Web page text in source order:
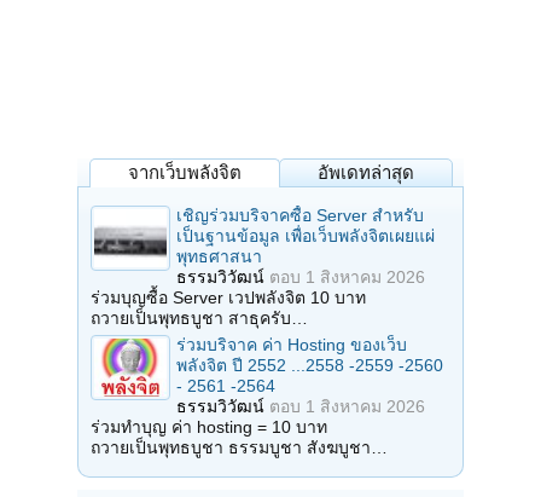
จากเว็บพลังจิต อัพเดทล่าสุด
เชิญร่วมบริจาคซื้อ Server สำหรับ
เป็นฐานข้อมูล เพื่อเว็บพลังจิตเผยแผ่
พุทธศาสนา
ธรรมวิวัฒน์ ตอบ 1 สิงหาคม 2026
ร่วมบุญซื้อ Server เวปพลังจิต 10 บาท
ถวายเป็นพุทธบูชา สาธุครับ…
ร่วมบริจาค ค่า Hosting ของเว็บ
พลังจิต ปี 2552 ...2558 -2559 -2560
- 2561 -2564
ธรรมวิวัฒน์ ตอบ 1 สิงหาคม 2026
ร่วมทำบุญ ค่า hosting = 10 บาท
ถวายเป็นพุทธบูชา ธรรมบูชา สังฆบูชา…